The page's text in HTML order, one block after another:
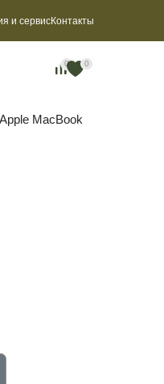
и сервисКонтакты
0 0
Apple MacBook
0 0